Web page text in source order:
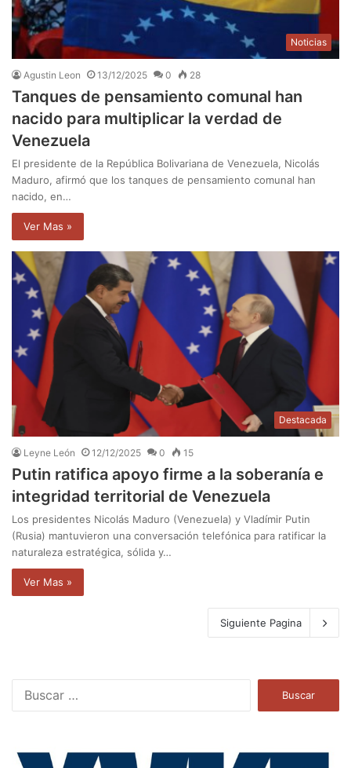
Noticias
Agustin Leon 13/12/2025 0 28
Tanques de pensamiento comunal han
nacido para multiplicar la verdad de
Venezuela
El presidente de la República Bolivariana de Venezuela, Nicolás
Maduro, afirmó que los tanques de pensamiento comunal han
nacido, en…
Ver Mas »
Destacada
Leyne León 12/12/2025 0 15
Putin ratifica apoyo firme a la soberanía e
integridad territorial de Venezuela
Los presidentes Nicolás Maduro (Venezuela) y Vladímir Putin
(Rusia) mantuvieron una conversación telefónica para ratificar la
naturaleza estratégica, sólida y…
Ver Mas »
Siguiente Pagina
a